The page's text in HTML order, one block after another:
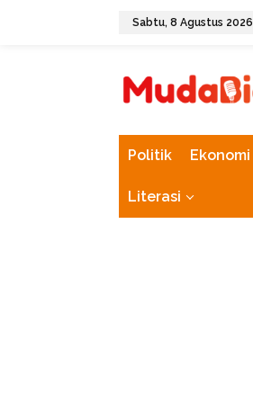
Sabtu, 8 Agustus 2026
Politik Ekonomi
Literasi